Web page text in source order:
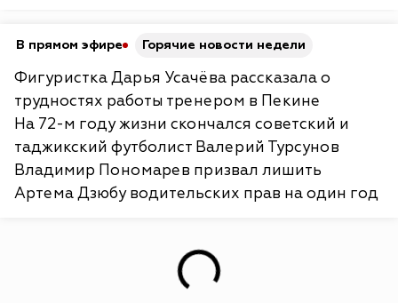
В прямом эфире Горячие новости недели
Фигуристка Дарья Усачёва рассказала о
трудностях работы тренером в Пекине
На 72-м году жизни скончался советский и
таджикский футболист Валерий Турсунов
Владимир Пономарев призвал лишить
Артема Дзюбу водительских прав на один год